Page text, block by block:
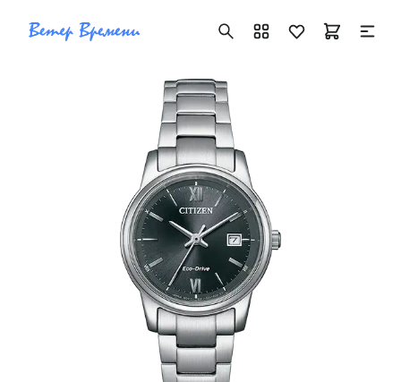
+7 ( 705 ) 181-42-50
info@vetervremeni.kz
Авторизация
Каталог
Мужские часы